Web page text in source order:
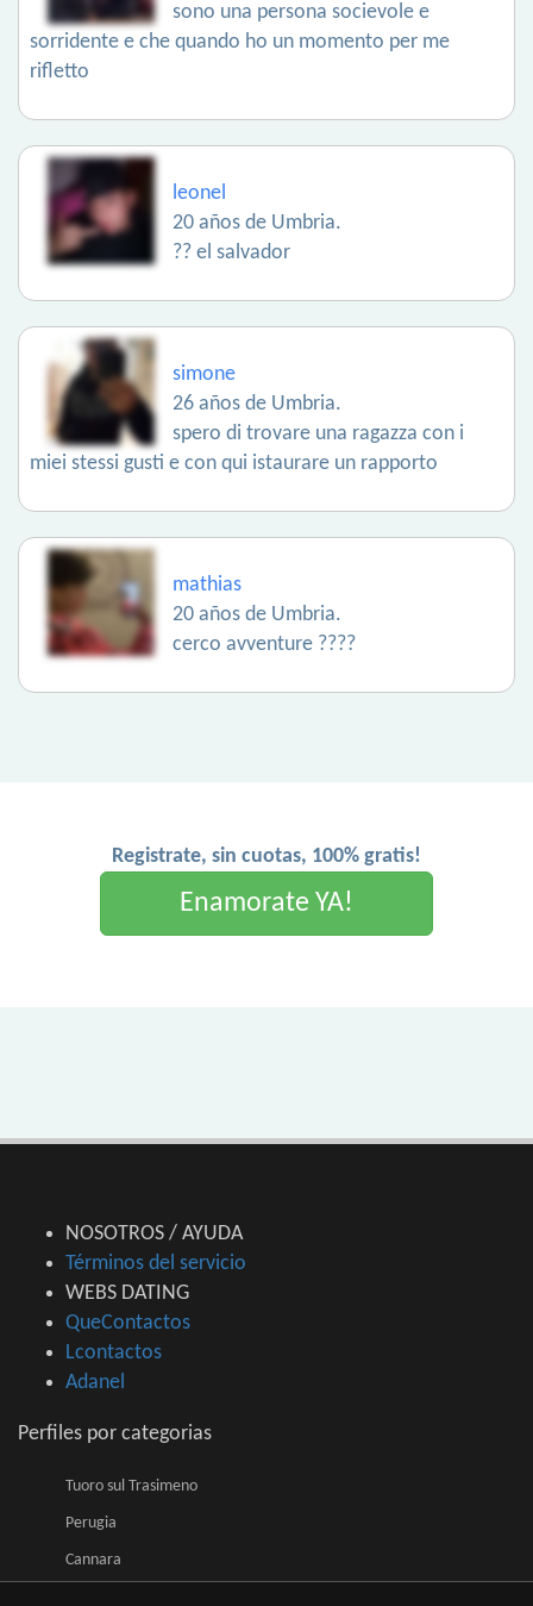
sono una persona socievole e
sorridente e che quando ho un momento per me
rifletto
leonel
20 años de Umbria.
?? el salvador
simone
26 años de Umbria.
spero di trovare una ragazza con i
miei stessi gusti e con qui istaurare un rapporto
mathias
20 años de Umbria.
cerco avventure ????
Registrate, sin cuotas, 100% gratis!
Enamorate YA!
NOSOTROS / AYUDA
Términos del servicio
WEBS DATING
QueContactos
Lcontactos
Adanel
Perfiles por categorias
Tuoro sul Trasimeno
Perugia
Cannara